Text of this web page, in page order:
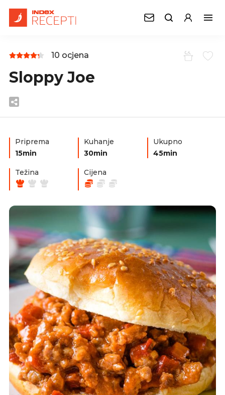
10 ocjena
Sloppy Joe
Priprema
15min
Kuhanje
30min
Ukupno
45min
Težina Cijena